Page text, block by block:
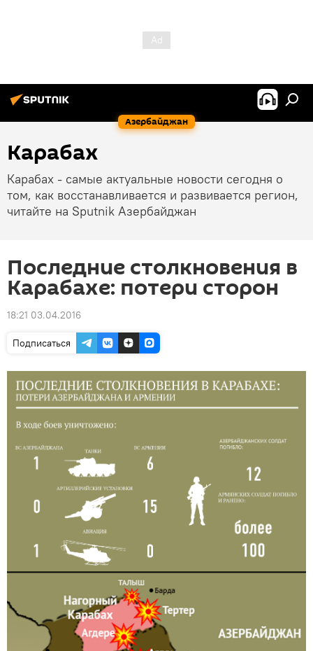
Азербайджан
Карабах
Карабах - самые актуальные новости сегодня о
том, как восстанавливается и развивается регион,
читайте на Sputnik Азербайджан
Последние столкновения в
Карабахе: потери сторон
18:21 03.04.2016
Подписаться